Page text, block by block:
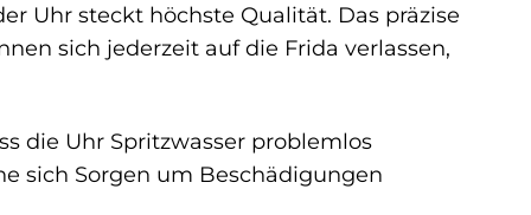
Uhr steckt höchste Qualität. Das präzise
sich jederzeit auf die Frida verlassen,
die Uhr Spritzwasser problemlos
sich Sorgen um Beschädigungen